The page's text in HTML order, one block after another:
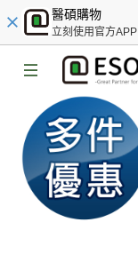
醫碩購物
立刻使用官方APP